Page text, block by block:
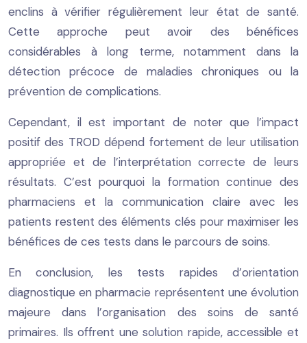
enclins à vérifier régulièrement leur état de santé.
Cette approche peut avoir des bénéfices
considérables à long terme, notamment dans la
détection précoce de maladies chroniques ou la
prévention de complications.
Cependant, il est important de noter que l’impact
positif des TROD dépend fortement de leur utilisation
appropriée et de l’interprétation correcte de leurs
résultats. C’est pourquoi la formation continue des
pharmaciens et la communication claire avec les
patients restent des éléments clés pour maximiser les
bénéfices de ces tests dans le parcours de soins.
En conclusion, les tests rapides d’orientation
diagnostique en pharmacie représentent une évolution
majeure dans l’organisation des soins de santé
primaires. Ils offrent une solution rapide, accessible et